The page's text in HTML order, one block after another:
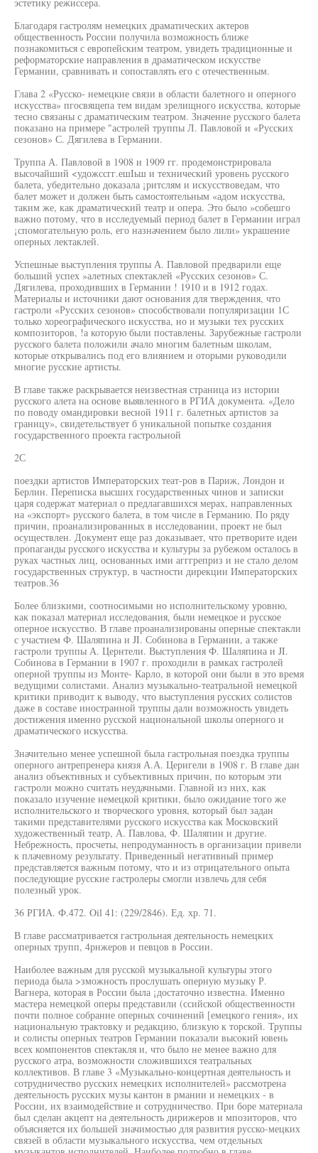
Благодаря гастролям немецких драматических актеров
общественность России получила возможность ближе
познакомиться с европейским театром, увидеть традиционные и
реформаторские направления в драматическом искусстве
Германии, сравнивать и сопоставлять его с отечественным.
Глава 2 «Русско- немецкие связи в области балетного и оперного
искусства» пгосвящепа тем видам зрелищного искусства, которые
тесно связаны с драматическим театром. Значение русского балета
показано на примере "астролей труппы Л. Павловой и «Русских
сезонов» С. Дягилева в Германии.
Труппа А. Павловой в 1908 и 1909 гг. продемонстрировала
высочайший <удожссгг.ешIьш и технический уровень русского
балета, убедительно доказала ¡ритслям и искусствоведам, что
балет может и должен быть самостоятельным «адом искусства,
таким же, как драматический театр и опера. Это было »собешго
важно потому, что в исследуемый период балет в Германии играл
¡спомогательную роль, его назначением было лили» украшение
оперных лектаклей.
Успешные выступления труппы А. Павловой предварили еще
больший успех »алетных спектаклей «Русских сезонов» С.
Дягилева, проходивших в Германии ! 1910 и в 1912 годах.
Материалы и источники дают основания для тверждения, что
гастроли «Русских сезонов» способствовали популяризации 1С
только хореографического искусства, но и музыки тех русских
композиторов, !а которую были поставлены. Зарубежные гастроли
русского балета положили ачало многим балетным школам,
которые открывались под его влиянием и оторыми руководили
многие русские артисты.
В главе также раскрывается неизвестная страница из истории
русского алета на основе выявленного в РГИА документа. «Дело
по поводу омандировки весной 1911 г. балетных артистов за
границу», свидетельствует б уникальной попытке создания
государственного проекта гастрольной
2С
поездки артистов Императорских теат-ров в Париж, Лондон и
Берлин. Переписка высших государственных чинов и записки
царя содержат материал о предлагавшихся мерах, направленных
на «экспорт» русского балета, в том числе в Германию. По ряду
причин, проанализированных в исследовании, проект не был
осуществлен. Документ еще раз доказывает, что претворите идеи
пропаганды русского искусства и культуры за рубежом осталось в
руках частных лиц, основанных ими агггреприз и не стало делом
государственных структур, в частности дирекции Императорских
театров.36
Более близкими, соотносимыми но исполнительскому уровню,
как показал материал исследования, были немецкое и русское
оперное искусство. В главе проанализированы оперные спектакли
с участием Ф. Шаляпина и JI. Собинова в Германии, а также
гастроли труппы А. Цернтели. Выступления Ф. Шаляпина и JI.
Собинова в Германии в 1907 г. проходили в рамках гастролей
оперной труппы из Монте- Карло, в которой они были в это время
ведущими солистами. Анализ музыкально-театральной немецкой
критики приводит к выводу, что выступления русских солистов
даже в составе иностранной труппы дали возможность увидеть
достижения именно русской национальной школы оперного и
драматического искусства.
Значительно менее успешной была гастрольная поездка труппы
оперного антрепренера князя А.А. Церигели в 1908 г. В главе дан
анализ объективных и субъективных причин, по которым эти
гастроли можно считать неудачными. Главной из них, как
показало изучение немецкой критики, было ожидание того же
исполнительского и творческого уровня, который был задан
такими представителями русского искусства как Московский
художественный театр, А. Павлова, Ф. Шаляпин и другие.
Небрежность, просчеты, непродуманность в организации привели
к плачевному результату. Приведенный негативный пример
представляется важным потому, что и из отрицательного опыта
последующие русские гастролеры смогли извлечь для себя
полезный урок.
36 РГИА. Ф.472. Oil 41: (229/2846). Ед. хр. 71.
В главе рассматривается гастрольная деятельность немецких
оперных трупп, 4рнжеров и певцов в России.
Наиболее важным для русской музыкальной культуры этого
периода была >зможность прослушать оперную музыку Р.
Вагнера, которая в России была ¡достаточно известна. Именно
мастера немецкой оперы представили (ссийской общественности
почти полное собрание оперных сочинений [емецкого гения», их
национальную трактовку и редакцию, близкую к торской. Труппы
и солисты оперных театров Германии показали высокий ювень
всех компонентов спектакля и, что было не менее важно для
русского атра, возможности сложившихся театральных
коллективов. В главе 3 «Музыкально-концертная деятельность и
сотрудничество русских немецких исполнителей» рассмотрена
деятельность русских музы кантон в рмании и немецких - в
России, их взаимодействие и сотрудничество. При боре материала
был сделан акцепт на деятельность дирижеров и мпозиторов, что
объясняется их большей значимостью для развития русско-мецких
связей в области музыкального искусства, чем отдельных